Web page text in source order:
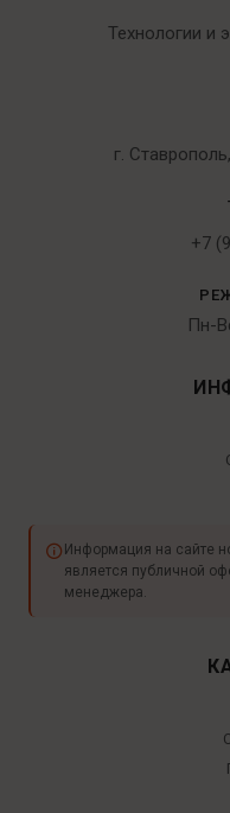
Технологии и
г.
+7
Пн-
Информация на сайте
является публичной
менеджера.